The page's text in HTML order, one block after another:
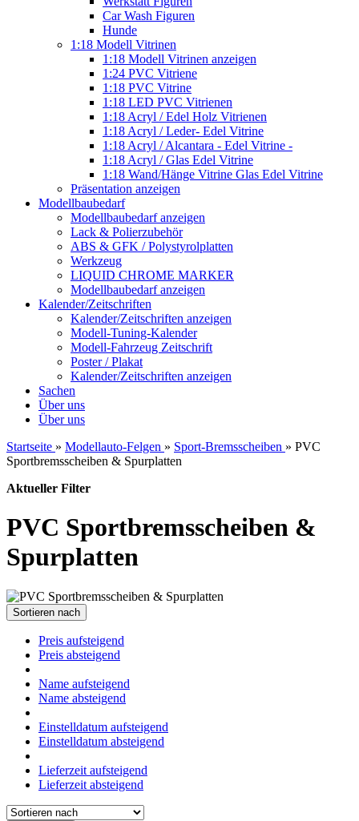
Car Wash Figuren
Hunde
1:18 Modell Vitrinen
1:18 Modell Vitrinen anzeigen
1:24 PVC Vitriene
1:18 PVC Vitrine
1:18 LED PVC Vitrienen
1:18 Acryl / Edel Holz Vitrienen
1:18 Acryl / Leder- Edel Vitrine
1:18 Acryl / Alcantara - Edel Vitrine -
1:18 Acryl / Glas Edel Vitrine
1:18 Wand/Hänge Vitrine Glas Edel Vitrine
Präsentation anzeigen
Modellbaubedarf
Modellbaubedarf anzeigen
Lack & Polierzubehör
ABS & GFK / Polystyrolplatten
Werkzeug
LIQUID CHROME MARKER
Modellbaubedarf anzeigen
Kalender/Zeitschriften
Kalender/Zeitschriften anzeigen
Modell-Tuning-Kalender
Modell-Fahrzeug Zeitschrift
Poster / Plakat
Kalender/Zeitschriften anzeigen
Sachen
Über uns
Über uns
Startseite » Modellauto-Felgen » Sport-Bremsscheiben » PVC
Sportbremsscheiben & Spurplatten
Aktueller Filter
PVC Sportbremsscheiben &
Spurplatten
Sortieren nach
Preis aufsteigend
Preis absteigend
Name aufsteigend
Name absteigend
Einstelldatum aufsteigend
Einstelldatum absteigend
Lieferzeit aufsteigend
Lieferzeit absteigend